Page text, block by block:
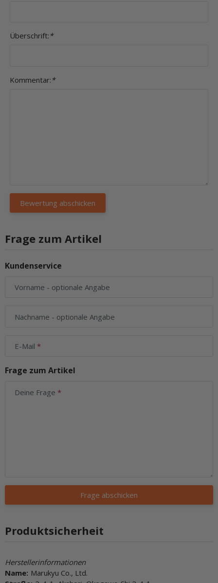
Überschrift: *
Kommentar: *
Frage zum Artikel
Kundenservice
Vorname - optionale Angabe
Nachname - optionale Angabe
E-Mail
Frage zum Artikel
Deine Frage
Frage abschicken
Produktsicherheit
Herstellerinformationen
Name: Marukyu Co., Ltd.